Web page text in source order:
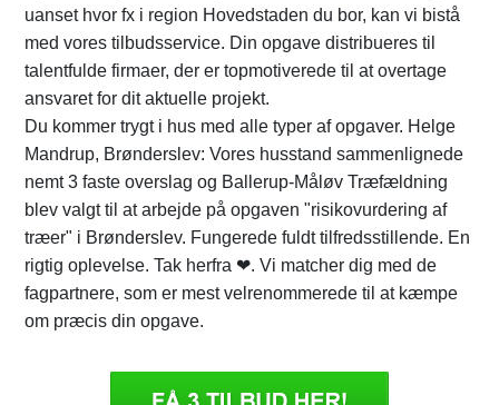
uanset hvor fx i region Hovedstaden du bor, kan vi bistå
med vores tilbudsservice. Din opgave distribueres til
talentfulde firmaer, der er topmotiverede til at overtage
ansvaret for dit aktuelle projekt.
Du kommer trygt i hus med alle typer af opgaver. Helge
Mandrup, Brønderslev: Vores husstand sammenlignede
nemt 3 faste overslag og Ballerup-Måløv Træfældning
blev valgt til at arbejde på opgaven "risikovurdering af
træer" i Brønderslev. Fungerede fuldt tilfredsstillende. En
rigtig oplevelse. Tak herfra ❤. Vi matcher dig med de
fagpartnere, som er mest velrenommerede til at kæmpe
om præcis din opgave.